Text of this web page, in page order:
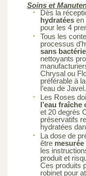
Soins et
Dès la
hydratées en
pour les 4
Tous les
processus
sans
nettoyants
Chrysal ou
préférable à
l’eau de Javel.
Les Roses
l’eau fraîche
et 20 degrés
préservatifs
hydratées
La dose de
être
les
produit et
Ces produits
robinet pour